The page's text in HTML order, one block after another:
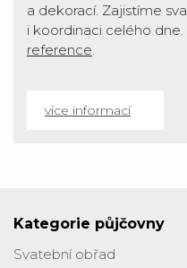
a dekorací. Zajistíme
i koordinaci celého
reference.
více informací
Kategorie půjčovny
Svatební obřad